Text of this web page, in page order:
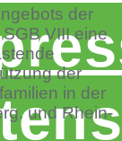
der
VIII eine
der
in der
und Rhein-